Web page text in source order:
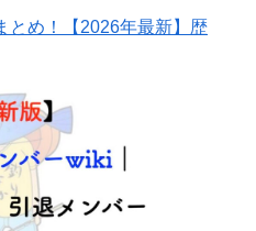
とめ！【2026年最新】歴